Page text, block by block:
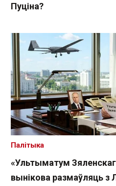
Пуціна?
«Ультыматум
вынікова размаўляць з
Палітыка